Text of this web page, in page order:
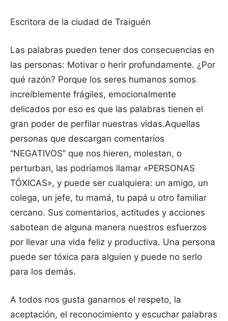
Escritora de la ciudad de Traiguén
Las palabras pueden tener dos consecuencias en
las personas: Motivar o herir profundamente. ¿Por
qué razón? Porque los seres humanos somos
increíblemente frágiles, emocionalmente
delicados por eso es que las palabras tienen el
gran poder de perfilar nuestras vidas.Aquellas
personas que descargan comentarios
“NEGATIVOS” que nos hieren, molestan, o
perturban, las podríamos llamar «PERSONAS
TÓXICAS», y puede ser cualquiera: un amigo, un
colega, un jefe, tu mamá, tu papá u otro familiar
cercano. Sus comentarios, actitudes y acciones
sabotean de alguna manera nuestros esfuerzos
por llevar una vida feliz y productiva. Una persona
puede ser tóxica para alguien y puede no serlo
para los demás.
A todos nos gusta ganarnos el respeto, la
aceptación, el reconocimiento y escuchar palabras